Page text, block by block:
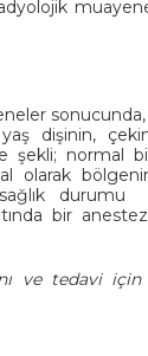
dişinin,
şekli; normal
olarak
durumu
bir
ve tedavi